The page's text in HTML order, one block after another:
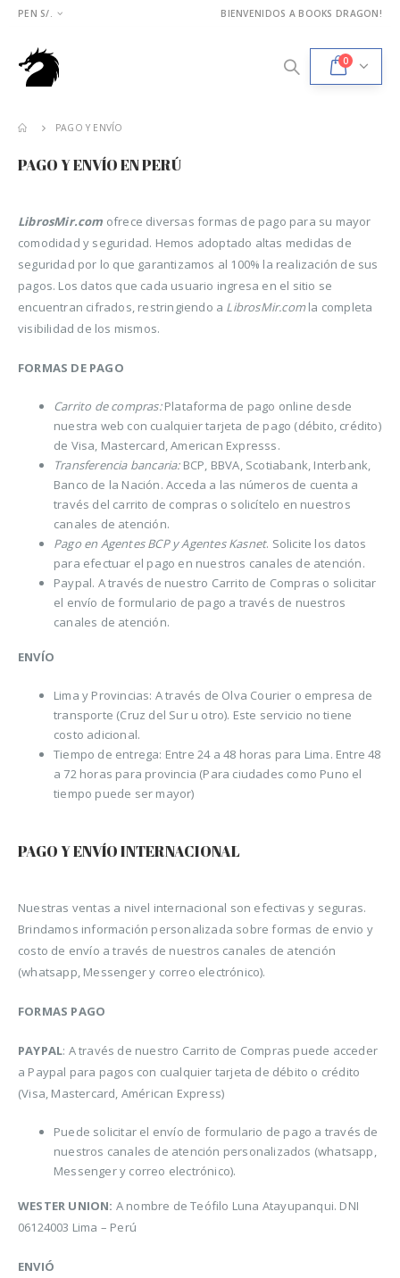
PEN S/. BIENVENIDOS A BOOKS DRAGON!
0
PAGO Y ENVÍO
PAGO Y ENVÍO EN PERÚ
LibrosMir.com ofrece diversas formas de pago para su mayor
comodidad y seguridad. Hemos adoptado altas medidas de
seguridad por lo que garantizamos al 100% la realización de sus
pagos. Los datos que cada usuario ingresa en el sitio se
encuentran cifrados, restringiendo a LibrosMir.comla completa
visibilidad de los mismos.
FORMAS DE PAGO
Carrito de compras:Plataforma de pago online desde
nuestra web con cualquier tarjeta de pago (débito, crédito)
de Visa, Mastercard, American Expresss.
Transferencia bancaria:BCP, BBVA, Scotiabank, Interbank,
Banco de la Nación. Acceda a las números de cuenta a
través del carrito de compras o solicítelo en nuestros
canales de atención.
Pago en Agentes BCP y Agentes Kasnet. Solicite los datos
para efectuar el pago en nuestros canales de atención.
Paypal. A través de nuestro Carrito de Compras o solicitar
el envío de formulario de pago a través de nuestros
canales de atención.
ENVÍO
Lima y Provincias: A través de Olva Courier o empresa de
transporte (Cruz del Sur u otro). Este servicio no tiene
costo adicional.
Tiempo de entrega: Entre 24 a 48 horas para Lima. Entre 48
a 72 horas para provincia (Para ciudades como Puno el
tiempo puede ser mayor)
PAGO Y ENVÍO INTERNACIONAL
Nuestras ventas a nivel internacional son efectivas y seguras.
Brindamos información personalizada sobre formas de envio y
costo de envío a través de nuestros canales de atención
(whatsapp, Messenger y correo electrónico).
FORMAS PAGO
PAYPAL: A través de nuestro Carrito de Compras puede acceder
a Paypal para pagos con cualquier tarjeta de débito o crédito
(Visa, Mastercard, Américan Express)
Puede solicitar el envío de formulario de pago a través de
nuestros canales de atención personalizados (whatsapp,
Messenger y correo electrónico).
WESTER UNION: A nombre de Teófilo Luna Atayupanqui. DNI
06124003 Lima – Perú
ENVIÓ